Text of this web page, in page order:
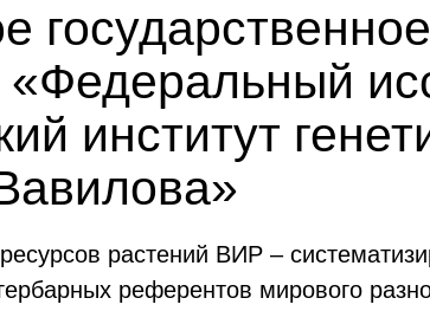
институт
растений ВИР –
референтов мирового